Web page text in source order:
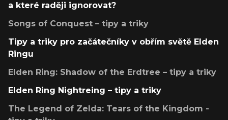
a které raději ignorovat?
Songs of Conquest – tipy a triky
Tipy a triky pro začátečníky v obřím světě Elden
Ringu
Elden Ring: Shadow of the Erdtree – tipy a triky
Elden Ring Nightreing – tipy a triky
The Legend of Zelda: Tears of the Kingdom -